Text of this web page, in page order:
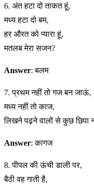
6. अंत हटा दो ताकत हूं,
मध्य हटा दो बम,
हर औरत को प्यारा हूं,
मतलब मेरा सजन?
Answer: बलम
7. प्रथम नहीं तो गज बन जाऊं,
मध्य नहीं तो काज,
लिखने पढ़ने वालों से कुछ छिपा
Answer: कागज
8. पीपल की ऊंची डाली पर,
बैठी वह गाती है,